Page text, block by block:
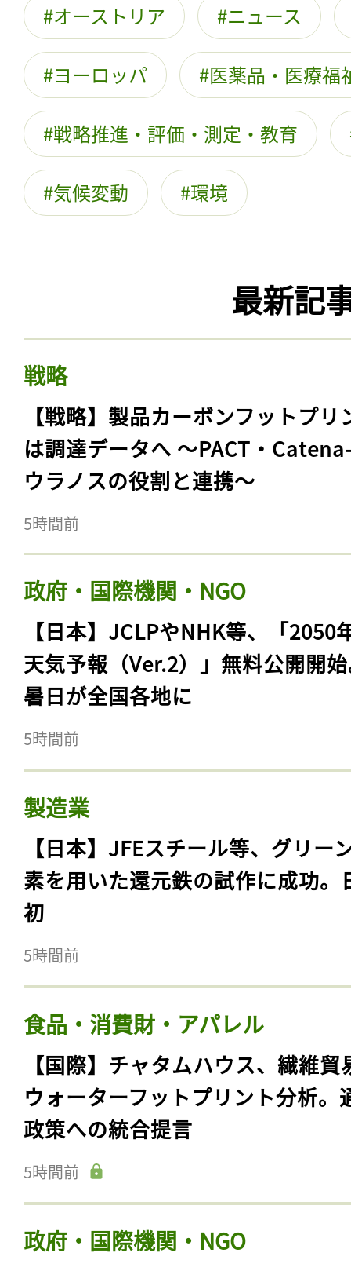
オーストリア ニュース
ヨーロッパ 医薬品・医療福
戦略推進・評価・測定・教育
気候変動 環境
最新記
戦略
【戦略】製品カーボンフットプリ
は調達データへ 〜PACT・
ウラノスの役割と連携〜
5時間前
政府・国際機関・NGO
【日本】JCLPやNHK等、「2050
天気予報（Ver.2）」無料公開開
暑日が全国各地に
5時間前
製造業
【日本】JFEスチール等、グリー
素を用いた還元鉄の試作に成功。
初
5時間前
食品・消費財・アパレル
【国際】チャタムハウス、繊維貿
ウォーターフットプリント分析。
政策への統合提言
5時間前
政府・国際機関・NGO